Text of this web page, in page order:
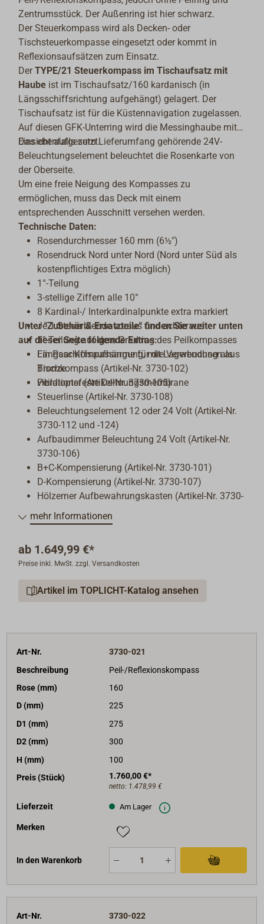
Zentrumsstück. Der Außenring ist hier schwarz.
Der Steuerkompass wird als Decken- oder
Tischsteuerkompasse eingesetzt oder kommt in
Reflexionsaufsätzen zum Einsatz.
DerTYPE/21 Steuerkompass im Tischaufsatz mit
Haube ist imTischaufsatz/160 kardanisch (in
Längsschiffsrichtung aufgehängt) gelagert. Der
Tischaufsatz ist für die Küstennavigation zugelassen.
Auf diesen GFK-Unterring wird die Messinghaube mit
Einsicht aufgesetzt.
Das ebenfalls zum Lieferumfang gehörende 24V-
Beleuchtungselement beleuchtet die Rosenkarte von
der Oberseite.
Um eine freie Neigung des Kompasses zu
ermöglichen, muss das Deck mit einem
entsprechenden Ausschnitt versehen werden.
Technische Daten:
Rosendurchmesser 160 mm (6½")
Rosendruck Nord unter Nord (Nord unter Süd als
kostenpflichtiges Extra möglich)
1°-Teilung
3-stellige Ziffern alle 10°
8 Kardinal-/ Interkardinalpunkte extra markiert
Je 1 Steuerblende voraus und achteraus
1°-Teilung auf dem Gradring des Peilkompasses
Längsschiffsaufhängung, mit Lagerbuchsen aus
Bronze
vibrationsfeste Dehnungsmembrane
Unter "Zubehör & Ersatzteile" finden Sie weiter unten
auf dieser Seite folgende Extras:
Ein Paar Kompassarme für die Verwendung als
Tischkompass (Artikel-Nr. 3730-102)
Peildiopter (Artikel-Nr. 3730-105)
Steuerlinse (Artikel-Nr. 3730-108)
Beleuchtungselement 12 oder 24 Volt (Artikel-Nr.
3730-112 und -124)
Aufbaudimmer Beleuchtung 24 Volt (Artikel-Nr.
3730-106)
B+C-Kompensierung (Artikel-Nr. 3730-101)
D-Kompensierung (Artikel-Nr. 3730-107)
Hölzerner Aufbewahrungskasten (Artikel-Nr. 3730-
109)
mehr Informationen
ab 1.649,99 €*
Preise inkl. MwSt. zzgl. Versandkosten
Artikel im TOPLICHT-Katalog ansehen
Art-Nr.
3730-021
Beschreibung
Peil-/Reflexionskompass
Rose (mm)
160
D (mm)
225
D1 (mm)
275
D2 (mm)
300
H (mm)
100
Preis (Stück)
1.760,00 €*
netto: 1.478,99 €
Lieferzeit Am Lager
Merken
In den Warenkorb
Art-Nr. 3730-022